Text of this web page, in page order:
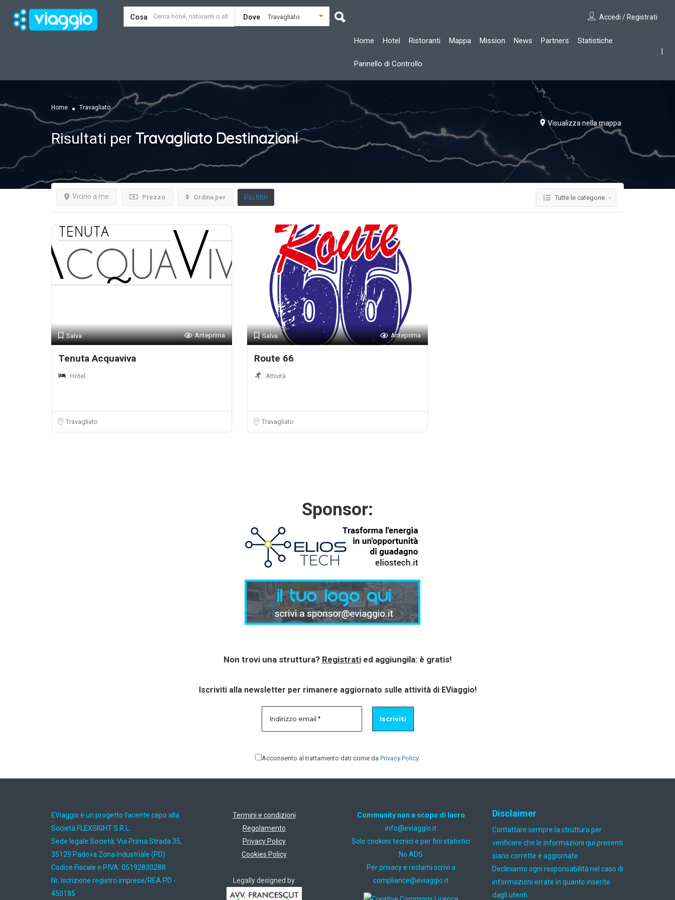
Cosa Dove Travagliato Accedi / Registrati
Home Hotel Ristoranti Mappa Mission News Partners Statistiche
Pannello di Controllo
Home Travagliato
Visualizza nella mappa
Risultati per Travagliato Destinazioni
Prezzo
Vicino a me Ordina per Più filtri Tutte le categorie
Salva Anteprima
Tenuta Acquaviva
Hotel
Travagliato
Salva Anteprima
Route 66
Attività
Travagliato
Sponsor:
Non trovi una struttura? Registratied aggiungila: è gratis!
Iscriviti alla newsletter per rimanere aggiornato sulle attività di EViaggio!
Acconsento al trattamento dati come da Privacy Policy.
EViaggio è un progetto facente capo alla
Società FLEXSIGHT S.R.L.
Sede legale Società: Via Prima Strada 35,
35129 Padova Zona Industriale (PD)
Codice Fiscale e P.IVA: 05192830288
Nr. Iscrizione registro imprese/REA PD -
450185
Termini e condizioni
Regolamento
Privacy Policy
Cookies Policy
Legally designed by
Community non a scopo di lucro
ti.oiggaive@ofni
Solo cookies tecnici e per fini statistici
No ADS
Per privacy e reclami scrivi a
ti.oiggaive@ecnailpmoc
Disclaimer
Contattare sempre la struttura per
verificare che le informazioni qui presenti
siano corrette e aggiornate.
Decliniamo ogni responsabilità nel caso di
informazioni errate in quanto inserite
dagli utenti.